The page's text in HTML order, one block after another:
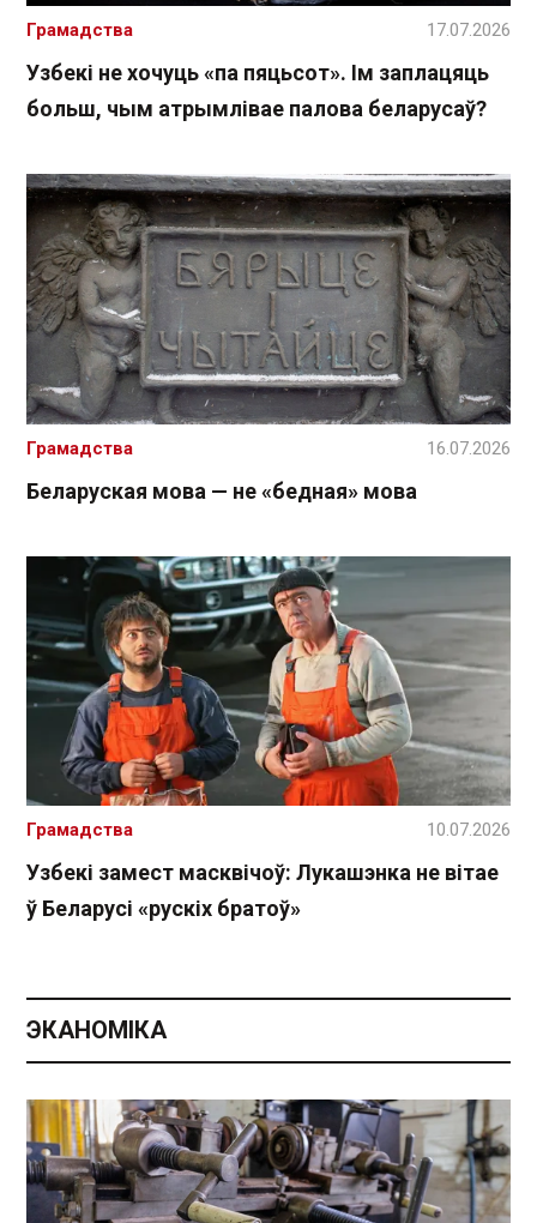
Узбекі не хочуць «па пяцьсот». Ім заплацяць
больш, чым атрымлівае палова беларусаў?
Грамадства 17.07.2026
Беларуская мова — не «бедная» мова
Грамадства 16.07.2026
Узбекі замест масквічоў: Лукашэнка не вітае
ў Беларусі «рускіх братоў»
Грамадства 10.07.2026
ЭКАНОМІКА